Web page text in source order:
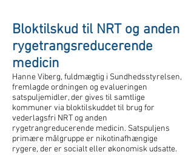
Bloktilskud til NRT og anden
rygetrangsreducerende
medicin
Hanne Viberg, fuldmægtig i Sundhedsstyrelsen,
fremlagde ordningen og evalueringen
satspuljemidler, der gives til samtlige
kommuner via bloktilskuddet til brug for
vederlagsfri NRT og anden
rygetrangreducerende medicin. Satspuljens
primære målgruppe er nikotinafhængige
rygere, der er socialt eller økonomisk udsatte.